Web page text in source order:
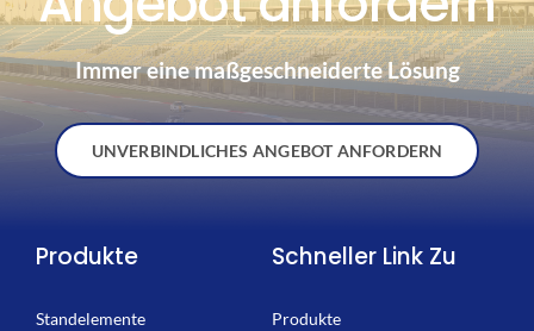
Immer eine maßgeschneiderte Lösung
UNVERBINDLICHES ANGEBOT ANFORDERN
Produkte
Standelemente
Schneller Link Zu
Produkte